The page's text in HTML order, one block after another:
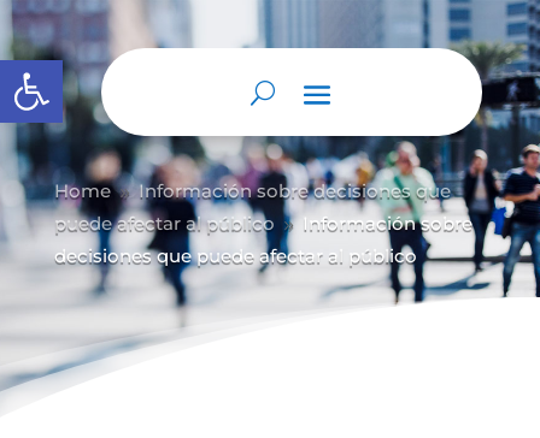
Abrir barra de herramientas
Home 9 Información sobre decisiones que
puede afectar al público 9 Información sobre
decisiones que puede afectar al público